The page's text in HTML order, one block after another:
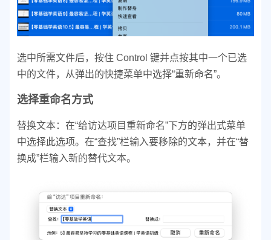
选中所需文件后，按住 Control 键并点按其中一个已选
中的文件，从弹出的快捷菜单中选择“重新命名”。
选择重命名方式
替换文本：在“给访达项目重新命名”下方的弹出式菜单
中选择此选项。在“查找”栏输入要移除的文本，并在“替
换成”栏输入新的替代文本。